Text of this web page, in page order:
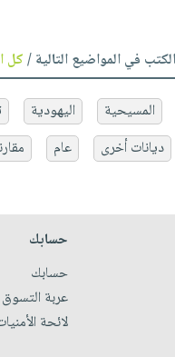
في المواضيع التالية /كل
المسيحية اليهودية
ديانات أخرى
عام
حسابك
حسابك
عربة التسوق
لائحة